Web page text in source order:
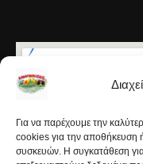
Για να παρέχουμε την
cookies για την αποθήκευση
συσκευών. Η συγκατάθεση για